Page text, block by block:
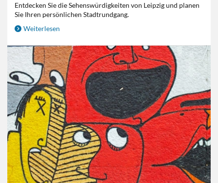
Entdecken Sie die Sehenswürdigkeiten von Leipzig und planen
Sie Ihren persönlichen Stadtrundgang.
Weiterlesen